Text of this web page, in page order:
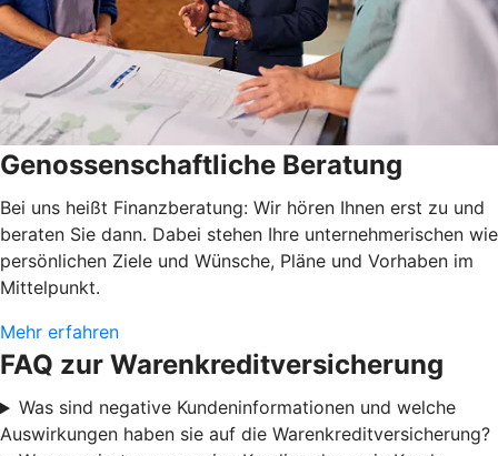
Genossenschaftliche Beratung
Bei uns heißt Finanzberatung: Wir hören Ihnen erst zu und
beraten Sie dann. Dabei stehen Ihre unternehmerischen wie
persönlichen Ziele und Wünsche, Pläne und Vorhaben im
Mittelpunkt.
Mehr erfahren
FAQ zur Warenkreditversicherung
Was sind negative Kundeninformationen und welche
Auswirkungen haben sie auf die Warenkreditversicherung?